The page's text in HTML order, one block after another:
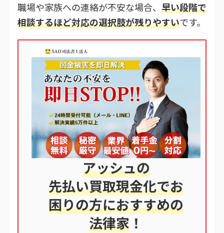
職場や家族への連絡が不安な場合、 早い段階で
相談するほど対応の選択肢が残りやすいです。
アッシュの
先払い買取現金化でお
困りの方におすすめの
法律家 ！